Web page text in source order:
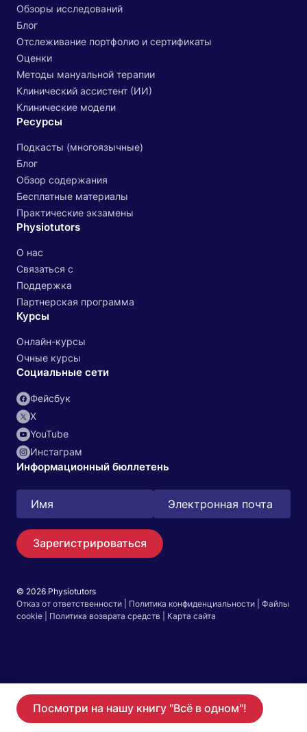
Поиск
EN
Стань участником
Посмотри на нашу книгу "Всё в одном"!
Обзоры исследований
Блог
Отслеживание портфолио и сертификаты
Оценки
Методы мануальной терапии
Клинический ассистент (ИИ)
Клинические модели
Ресурсы
Подкасты (многоязычные)
Блог
Обзор содержания
Бесплатные материалы
Практические экзамены
Physiotutors
О нас
Связаться с
Поддержка
Партнерская программа
Курсы
Онлайн-курсы
Очные курсы
Социальные сети
Фейсбук
X
YouTube
Инстаграм
Информационный бюллетень
Зарегистрироваться
© 2026 Physiotutors
Отказ от ответственности
Политика конфиденциальности
Файлы
cookie
Политика возврата средств Карта сайта
Начните 14-дневную бесплатную пробную версию
в нашем приложении.